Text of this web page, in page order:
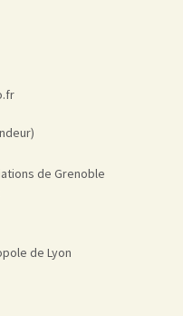
de Grenoble
de Lyon